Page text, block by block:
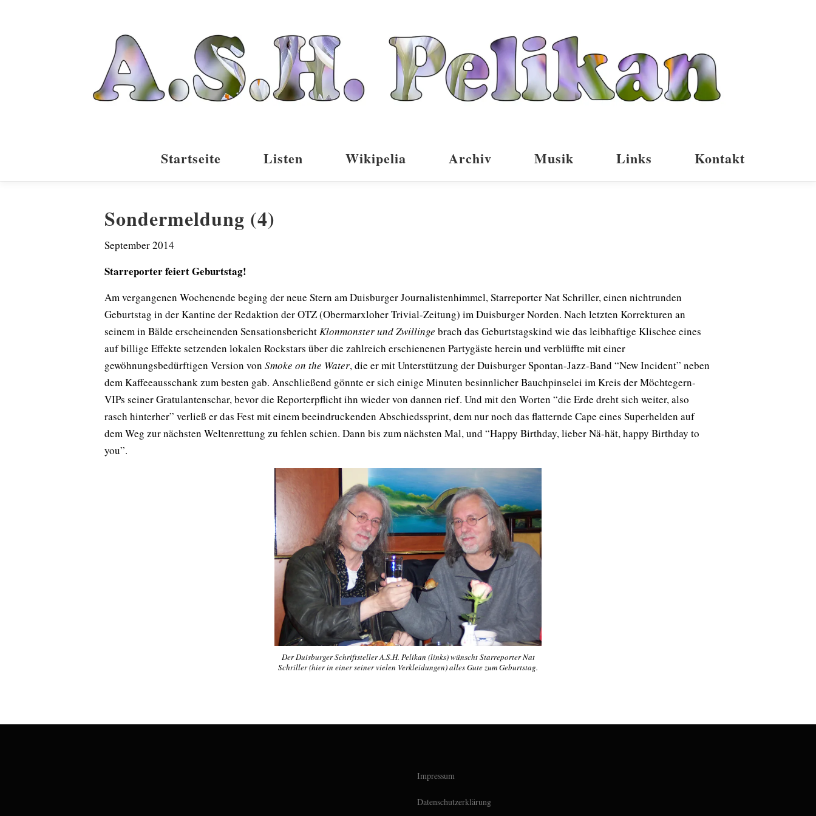
Startseite Listen Wikipelia Archiv Musik Links Kontakt
Sondermeldung (4)
September 2014
Starreporter feiert Geburtstag!
Am vergangenen Wochenende beging der neue Stern am Duisburger Journalistenhimmel, Starreporter Nat Schriller, einen nichtrunden
Geburtstag in der Kantine der Redaktion der OTZ (Obermarxloher Trivial-Zeitung) im Duisburger Norden. Nach letzten Korrekturen an
seinem in Bälde erscheinenden Sensationsbericht Klonmonster und Zwillinge brach das Geburtstagskind wie das leibhaftige Klischee eines
auf billige Effekte setzenden lokalen Rockstars über die zahlreich erschienenen Partygäste herein und verblüffte mit einer
gewöhnungsbedürftigen Version von Smoke on the Water, die er mit Unterstützung der Duisburger Spontan-Jazz-Band “New Incident” neben
dem Kaffeeausschank zum besten gab. Anschließend gönnte er sich einige Minuten besinnlicher Bauchpinselei im Kreis der Möchtegern-
VIPs seiner Gratulantenschar, bevor die Reporterpflicht ihn wieder von dannen rief. Und mit den Worten “die Erde dreht sich weiter, also
rasch hinterher” verließ er das Fest mit einem beeindruckenden Abschiedssprint, dem nur noch das flatternde Cape eines Superhelden auf
dem Weg zur nächsten Weltenrettung zu fehlen schien. Dann bis zum nächsten Mal, und “Happy Birthday, lieber Nä-hät, happy Birthday to
you”.
Der Duisburger Schriftsteller A.S.H. Pelikan (links) wünscht Starreporter Nat
Schriller (hier in einer seiner vielen Verkleidungen) alles Gute zum Geburtstag.
Impressum
Datenschutzerklärung